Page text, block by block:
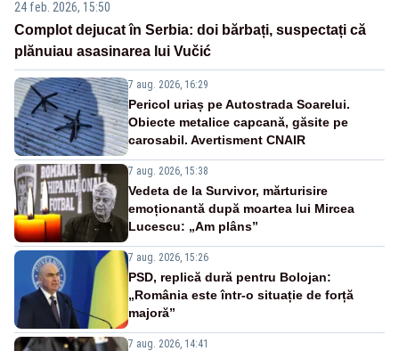
24 feb. 2026, 15:50
Complot dejucat în Serbia: doi bărbați, suspectați că
plănuiau asasinarea lui Vučić
7 aug. 2026, 16:29
Pericol uriaș pe Autostrada Soarelui.
Obiecte metalice capcană, găsite pe
carosabil. Avertisment CNAIR
7 aug. 2026, 15:38
Vedeta de la Survivor, mărturisire
emoționantă după moartea lui Mircea
Lucescu: „Am plâns”
7 aug. 2026, 15:26
PSD, replică dură pentru Bolojan:
„România este într-o situație de forță
majoră”
7 aug. 2026, 14:41